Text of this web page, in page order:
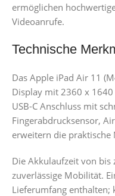
ermöglichen
Videoanrufe.
Technische
Das Apple iPad Air 11
Display mit 2360 x
USB-C Anschluss mit
Fingerabdrucksensor,
erweitern die praktische
Die Akkulaufzeit von
zuverlässige Mobilität.
Lieferumfang enthalten;